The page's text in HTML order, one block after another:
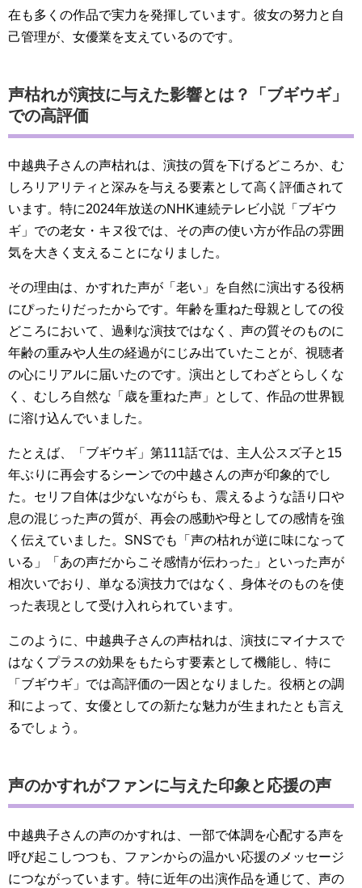
在も多くの作品で実力を発揮しています。彼女の努力と自
己管理が、女優業を支えているのです。
声枯れが演技に与えた影響とは？「ブギウギ」
での高評価
中越典子さんの声枯れは、演技の質を下げるどころか、む
しろリアリティと深みを与える要素として高く評価されて
います。特に2024年放送のNHK連続テレビ小説「ブギウ
ギ」での老女・キヌ役では、その声の使い方が作品の雰囲
気を大きく支えることになりました。
その理由は、かすれた声が「老い」を自然に演出する役柄
にぴったりだったからです。年齢を重ねた母親としての役
どころにおいて、過剰な演技ではなく、声の質そのものに
年齢の重みや人生の経過がにじみ出ていたことが、視聴者
の心にリアルに届いたのです。演出としてわざとらしくな
く、むしろ自然な「歳を重ねた声」として、作品の世界観
に溶け込んでいました。
たとえば、「ブギウギ」第111話では、主人公スズ子と15
年ぶりに再会するシーンでの中越さんの声が印象的でし
た。セリフ自体は少ないながらも、震えるような語り口や
息の混じった声の質が、再会の感動や母としての感情を強
く伝えていました。SNSでも「声の枯れが逆に味になって
いる」「あの声だからこそ感情が伝わった」といった声が
相次いでおり、単なる演技力ではなく、身体そのものを使
った表現として受け入れられています。
このように、中越典子さんの声枯れは、演技にマイナスで
はなくプラスの効果をもたらす要素として機能し、特に
「ブギウギ」では高評価の一因となりました。役柄との調
和によって、女優としての新たな魅力が生まれたとも言え
るでしょう。
声のかすれがファンに与えた印象と応援の声
中越典子さんの声のかすれは、一部で体調を心配する声を
呼び起こしつつも、ファンからの温かい応援のメッセージ
につながっています。特に近年の出演作品を通じて、声の